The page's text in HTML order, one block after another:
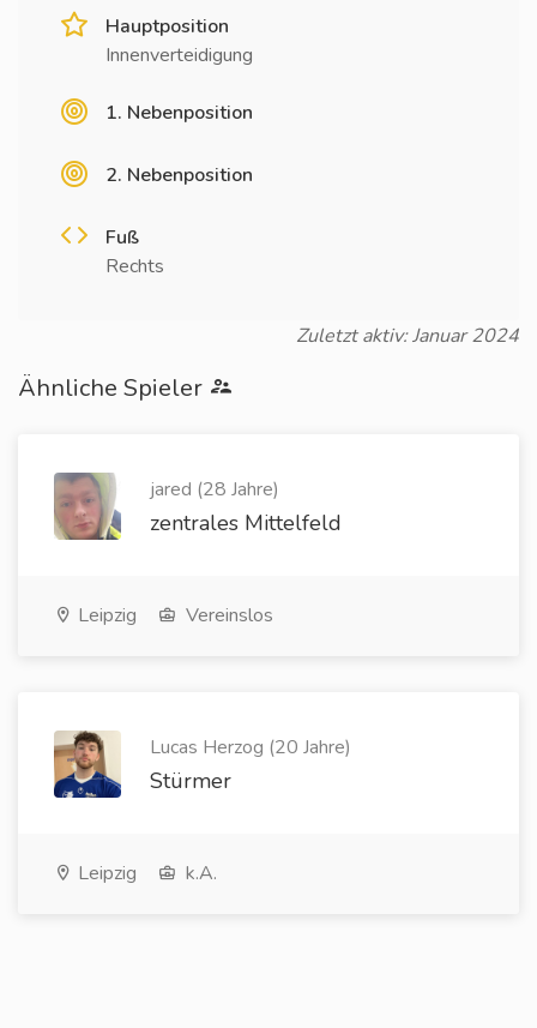
Hauptposition
Innenverteidigung
1. Nebenposition
2. Nebenposition
Fuß
Rechts
Zuletzt aktiv: Januar 2024
Ähnliche Spieler
jared (28 Jahre)
zentrales Mittelfeld
Leipzig Vereinslos
Lucas Herzog (20 Jahre)
Stürmer
Leipzig k.A.